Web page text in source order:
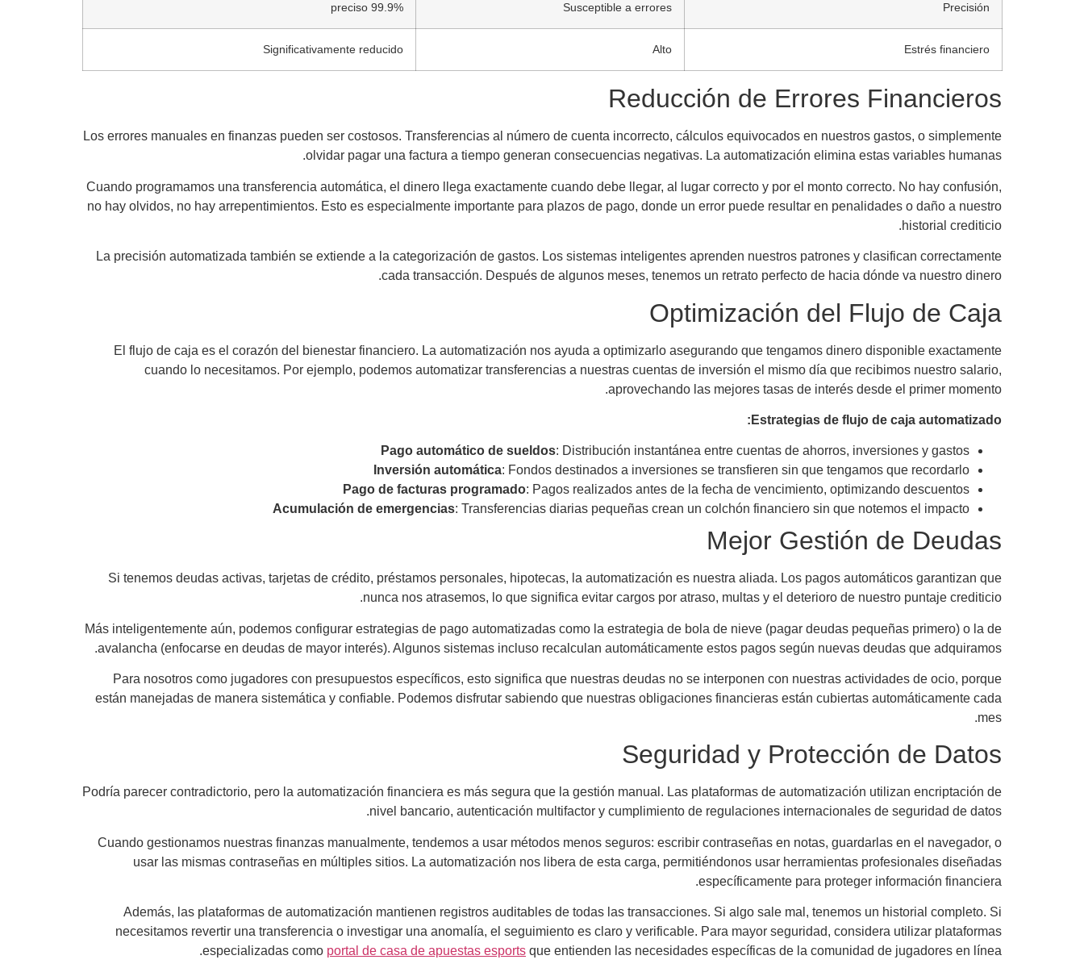
Precisión
Susceptible a errores
99.9% preciso
Estrés financiero
Alto
Significativamente reducido
Reducción de Errores Financieros
Los errores manuales en finanzas pueden ser costosos. Transferencias al número de cuenta incorrecto, cálculos equivocados en nuestros gastos, o simplemente
olvidar pagar una factura a tiempo generan consecuencias negativas. La automatización elimina estas variables humanas.
Cuando programamos una transferencia automática, el dinero llega exactamente cuando debe llegar, al lugar correcto y por el monto correcto. No hay confusión,
no hay olvidos, no hay arrepentimientos. Esto es especialmente importante para plazos de pago, donde un error puede resultar en penalidades o daño a nuestro
historial crediticio.
La precisión automatizada también se extiende a la categorización de gastos. Los sistemas inteligentes aprenden nuestros patrones y clasifican correctamente
cada transacción. Después de algunos meses, tenemos un retrato perfecto de hacia dónde va nuestro dinero.
Optimización del Flujo de Caja
El flujo de caja es el corazón del bienestar financiero. La automatización nos ayuda a optimizarlo asegurando que tengamos dinero disponible exactamente
cuando lo necesitamos. Por ejemplo, podemos automatizar transferencias a nuestras cuentas de inversión el mismo día que recibimos nuestro salario,
aprovechando las mejores tasas de interés desde el primer momento.
Estrategias de flujo de caja automatizado:
Pago automático de sueldos: Distribución instantánea entre cuentas de ahorros, inversiones y gastos
Inversión automática: Fondos destinados a inversiones se transfieren sin que tengamos que recordarlo
Pago de facturas programado: Pagos realizados antes de la fecha de vencimiento, optimizando descuentos
Acumulación de emergencias: Transferencias diarias pequeñas crean un colchón financiero sin que notemos el impacto
Mejor Gestión de Deudas
Si tenemos deudas activas, tarjetas de crédito, préstamos personales, hipotecas, la automatización es nuestra aliada. Los pagos automáticos garantizan que
nunca nos atrasemos, lo que significa evitar cargos por atraso, multas y el deterioro de nuestro puntaje crediticio.
Más inteligentemente aún, podemos configurar estrategias de pago automatizadas como la estrategia de bola de nieve (pagar deudas pequeñas primero) o la de
avalancha (enfocarse en deudas de mayor interés). Algunos sistemas incluso recalculan automáticamente estos pagos según nuevas deudas que adquiramos.
Para nosotros como jugadores con presupuestos específicos, esto significa que nuestras deudas no se interponen con nuestras actividades de ocio, porque
están manejadas de manera sistemática y confiable. Podemos disfrutar sabiendo que nuestras obligaciones financieras están cubiertas automáticamente cada
mes.
Seguridad y Protección de Datos
Podría parecer contradictorio, pero la automatización financiera es más segura que la gestión manual. Las plataformas de automatización utilizan encriptación de
nivel bancario, autenticación multifactor y cumplimiento de regulaciones internacionales de seguridad de datos.
Cuando gestionamos nuestras finanzas manualmente, tendemos a usar métodos menos seguros: escribir contraseñas en notas, guardarlas en el navegador, o
usar las mismas contraseñas en múltiples sitios. La automatización nos libera de esta carga, permitiéndonos usar herramientas profesionales diseñadas
específicamente para proteger información financiera.
Además, las plataformas de automatización mantienen registros auditables de todas las transacciones. Si algo sale mal, tenemos un historial completo. Si
necesitamos revertir una transferencia o investigar una anomalía, el seguimiento es claro y verificable. Para mayor seguridad, considera utilizar plataformas
especializadas como portal de casa de apuestas esports que entienden las necesidades específicas de la comunidad de jugadores en línea.